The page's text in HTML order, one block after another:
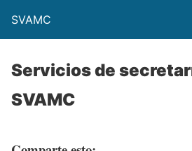
SVAMC
Servicios de
SVAMC